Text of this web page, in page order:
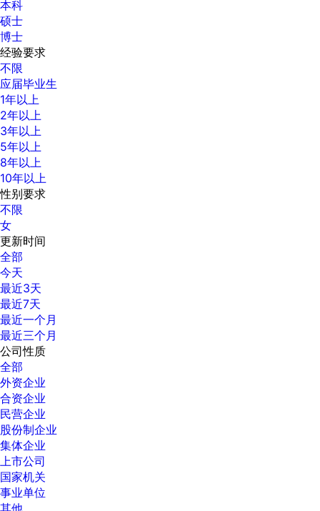
本科
硕士
博士
经验要求
不限
应届毕业生
1年以上
2年以上
3年以上
5年以上
8年以上
10年以上
性别要求
不限
女
更新时间
全部
今天
最近3天
最近7天
最近一个月
最近三个月
公司性质
全部
外资企业
合资企业
民营企业
股份制企业
集体企业
上市公司
国家机关
事业单位